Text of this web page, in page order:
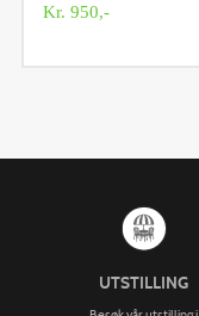
Kr. 950,-
UTSTILLING